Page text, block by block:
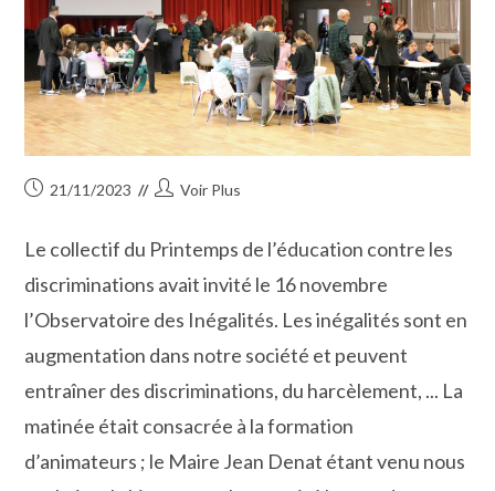
Publication
21/11/2023
Auteur/autrice
publication :
Voir Plus
Le collectif du Printemps de l’éducation contre les
discriminations avait invité le 16 novembre
l’Observatoire des Inégalités. Les inégalités sont en
augmentation dans notre société et peuvent
entraîner des discriminations, du harcèlement, ... La
matinée était consacrée à la formation
d’animateurs ; le Maire Jean Denat étant venu nous